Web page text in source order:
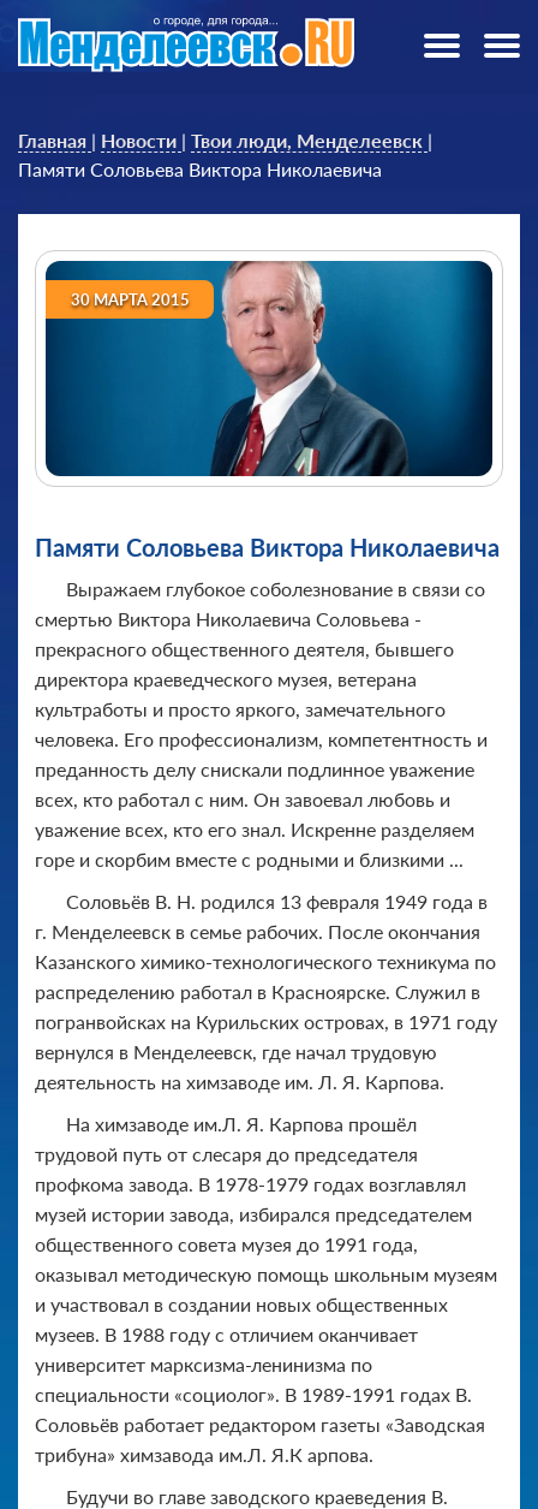
Главная | Новости | Твои люди, Менделеевск |
Памяти Соловьева Виктора Николаевича
30 МАРТА 2015
Памяти Соловьева Виктора Николаевича
Выражаем глубокое соболезнование в связи со
смертью Виктора Николаевича Соловьева -
прекрасного общественного деятеля, бывшего
директора краеведческого музея, ветерана
культработы и просто яркого, замечательного
человека. Его профессионализм, компетентность и
преданность делу снискали подлинное уважение
всех, кто работал с ним. Он завоевал любовь и
уважение всех, кто его знал. Искренне разделяем
горе и скорбим вместе с родными и близкими ...
Соловьёв В. Н. родился 13 февраля 1949 года в
г. Менделеевск в семье рабочих. После окончания
Казанского химико-технологического техникума по
распределению работал в Красноярске. Служил в
погранвойсках на Курильских островах, в 1971 году
вернулся в Менделеевск, где начал трудовую
деятельность на химзаводе им. Л. Я. Карпова.
На химзаводе им.Л. Я. Карпова прошёл
трудовой путь от слесаря до председателя
профкома завода. В 1978-1979 годах возглавлял
музей истории завода, избирался председателем
общественного совета музея до 1991 года,
оказывал методическую помощь школьным музеям
и участвовал в создании новых общественных
музеев. В 1988 году с отличием оканчивает
университет марксизма-ленинизма по
специальности «социолог». В 1989-1991 годах В.
Соловьёв работает редактором газеты «Заводская
трибуна» химзавода им.Л. Я.К арпова.
Будучи во главе заводского краеведения В.